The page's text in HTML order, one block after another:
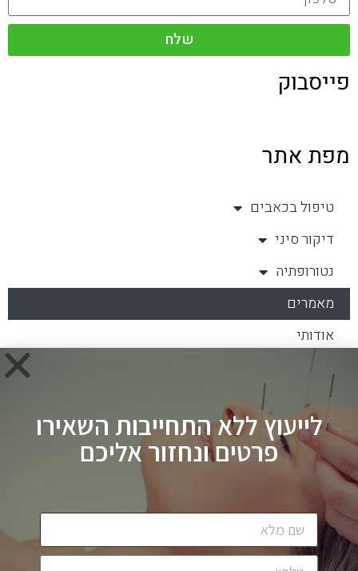
שלח
פייסבוק
מפת אתר
טיפול בכאבים
דיקור סיני
נטורופתיה
מאמרים
אודותי
הרכבי אברהם 11, תל אביב
054-472-7355
לייעוץ ללא התחייבות השאירו
פרטים ונחזור אליכם